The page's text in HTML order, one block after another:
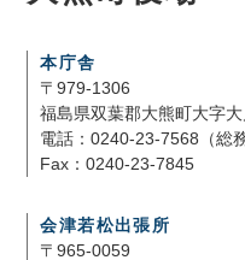
本庁舎
〒979-1306
福島県双葉郡大熊町大字
電話：0240-23-7568（総
Fax：0240-23-7845
会津若松出張所
〒965-0059